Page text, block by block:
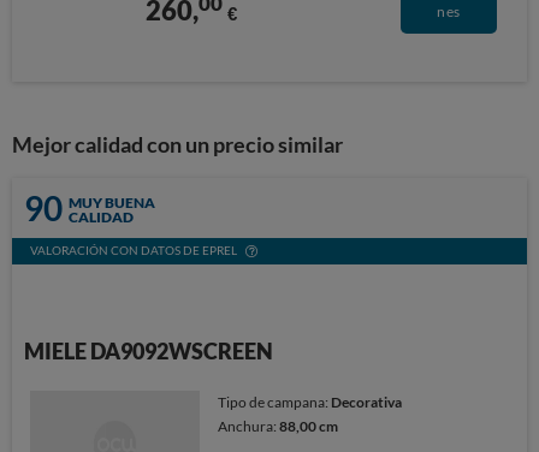
260, €
nes
Mejor calidad con un precio similar
90 MUY BUENA
CALIDAD
VALORACIÓN CON DATOS DE EPREL
MIELE DA9092WSCREEN
Tipo de campana: Decorativa
Anchura:88,00 cm